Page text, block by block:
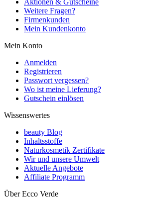
Aktionen & Gutscheine
Weitere Fragen?
Firmenkunden
Mein Kundenkonto
Mein Konto
Anmelden
Registrieren
Passwort vergessen?
Wo ist meine Lieferung?
Gutschein einlösen
Wissenswertes
beauty Blog
Inhaltsstoffe
Naturkosmetik Zertifikate
Wir und unsere Umwelt
Aktuelle Angebote
Affiliate Programm
Über Ecco Verde